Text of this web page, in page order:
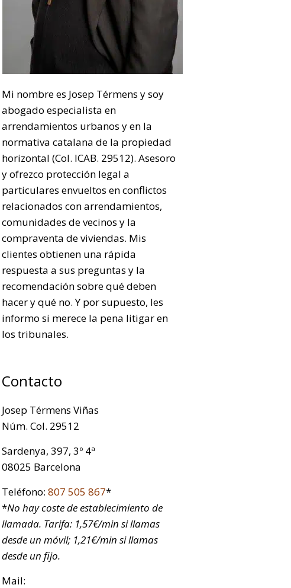
Mi nombre es Josep Térmens y soy
abogado especialista en
arrendamientos urbanos y en la
normativa catalana de la propiedad
horizontal (Col. ICAB. 29512). Asesoro
y ofrezco protección legal a
particulares envueltos en conflictos
relacionados con arrendamientos,
comunidades de vecinos y la
compraventa de viviendas. Mis
clientes obtienen una rápida
respuesta a sus preguntas y la
recomendación sobre qué deben
hacer y qué no. Y por supuesto, les
informo si merece la pena litigar en
los tribunales.
Contacto
Josep Térmens Viñas
Núm. Col. 29512
Sardenya, 397, 3º 4ª
08025 Barcelona
Teléfono:807 505 867*
*No hay coste de establecimiento de
llamada. Tarifa: 1,57€/min si llamas
desde un móvil; 1,21€/min si llamas
desde un fijo.
Mail: